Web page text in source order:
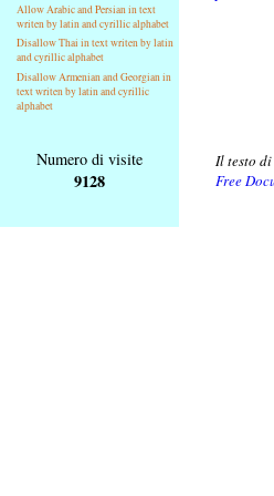
Allow Arabic and Persian in text
writen by latin and cyrillic alphabet
Disallow Thai in text writen by latin
and cyrillic alphabet
Disallow Armenian and Georgian in
text writen by latin and cyrillic
alphabet
Numero di visite
9128
Il testo
Free